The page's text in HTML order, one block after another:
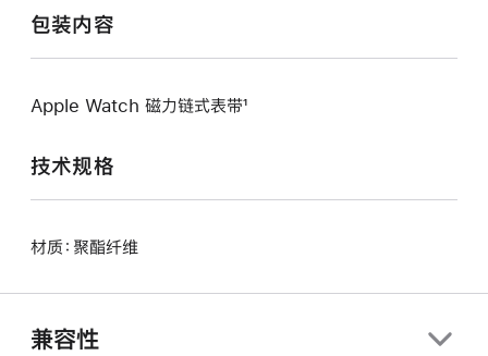
包装内容
Apple Watch 磁力链式表带¹
技术规格
材质：聚酯纤维
兼容性